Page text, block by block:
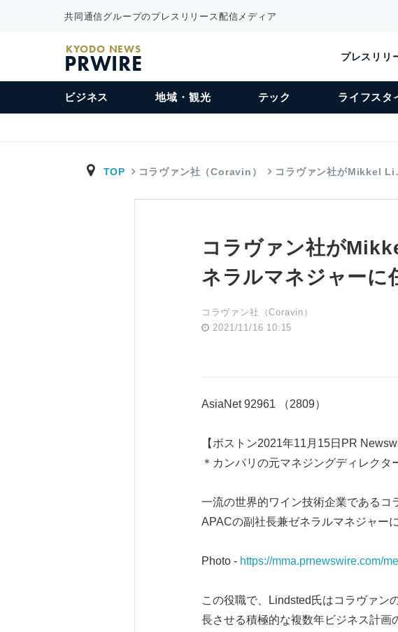
共同通信グループのプレスリリース配信メディア
KYODO NEWS
PRWIRE プレスリリ
ビジネス 地域・観光 テック ライフスタ
TOP コラヴァン社（Coravin） コラヴァン社がMikkel
コラヴァン社が
ネラルマネジャーに
コラヴァン社（Coravin）
2021/11/16 10:15
AsiaNet 92961 （2809）
【ボストン2021年11月15日PR
＊カンパリの元マネジングディレク
一流の世界的ワイン技術企業である
APACの副社長兼ゼネラルマネジャー
Photo - https://mma.prnewswire.com/
この役職で、Lindsted氏はコラヴァン
長させる積極的な複数年ビジネス計画